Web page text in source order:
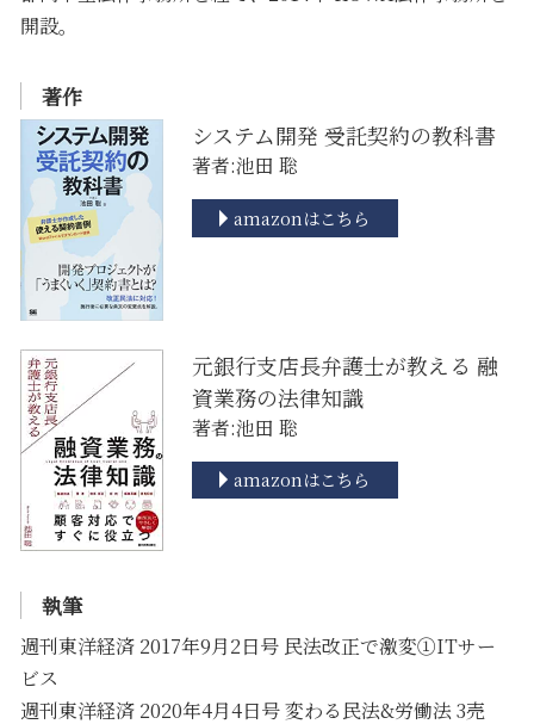
開設。
著作
システム開発 受託契約の教科書
著者:池田 聡
amazonはこちら
元銀行支店長弁護士が教える 融
資業務の法律知識
著者:池田 聡
amazonはこちら
執筆
週刊東洋経済 2017年9月2日号 民法改正で激変①ITサー
ビス
週刊東洋経済 2020年4月4日号 変わる民法&労働法 3売